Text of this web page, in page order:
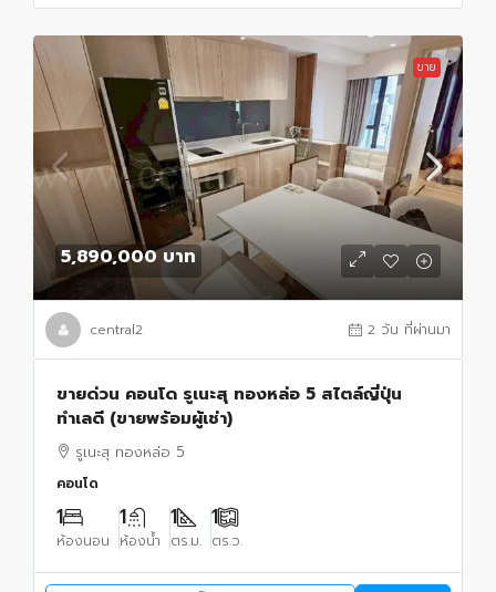
ขาย
5,890,000 บาท
central2 2 วัน ที่ผ่านมา
ขายด่วน คอนโด รูเนะสุ ทองหล่อ 5 สไตล์ญี่ปุ่น
ทำเลดี (ขายพร้อมผู้เช่า)
รูเนะสุ ทองหล่อ 5
คอนโด
1
ห้องนอน
1
ห้องน้ำ
1
ตร.ม.
1
ตร.ว.